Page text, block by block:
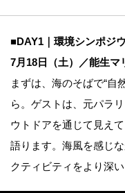
■DAY1｜環境シンポジ
7月18日（土）／能生マ
まずは、海のそばで“自
ら。ゲストは、元パラ
ウトドアを通じて見え
語ります。海風を感じ
クティビティをより深